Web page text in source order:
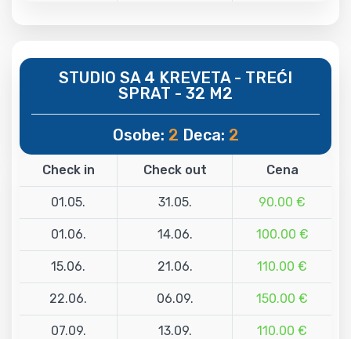
STUDIO SA 4 KREVETA - TREĆI
SPRAT - 32 M2
Osobe: 2 Deca: 2
Check in Check out Cena
01.05. 31.05. 90.00 €
01.06. 14.06. 100.00 €
15.06. 21.06. 110.00 €
22.06. 06.09. 150.00 €
07.09. 13.09. 110.00 €